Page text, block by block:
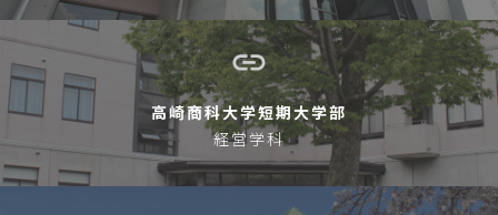
高崎商科大学短期大学部
経営学科